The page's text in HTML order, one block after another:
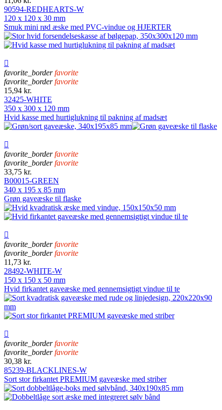
90594-REDHEARTS-W
120 x 120 x 30 mm
Smuk mini rød æske med PVC-vindue og HJERTER

favorite_border favorite
favorite_border favorite
15,94 kr.
32425-WHITE
350 x 300 x 120 mm
Hvid kasse med hurtiglukning til pakning af madsæt

favorite_border favorite
favorite_border favorite
33,75 kr.
B00015-GREEN
340 x 195 x 85 mm
Grøn gaveæske til flaske

favorite_border favorite
favorite_border favorite
11,73 kr.
28492-WHITE-W
150 x 150 x 50 mm
Hvid firkantet gaveæske med gennemsigtigt vindue til te

favorite_border favorite
favorite_border favorite
30,38 kr.
85239-BLACKLINES-W
Sort stor firkantet PREMIUM gaveæske med striber